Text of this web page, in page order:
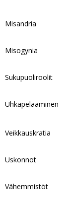
Misandria
Misogynia
Sukupuoliroolit
Uhkapelaaminen
Veikkauskratia
Uskonnot
Vähemmistöt